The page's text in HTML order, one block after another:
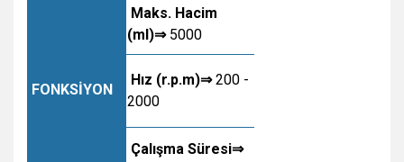
Maks. Hacim
(ml)⇒ 5000
FONKSİYON
Hız (r.p.m)⇒200 -
2000
Çalışma Süresi⇒